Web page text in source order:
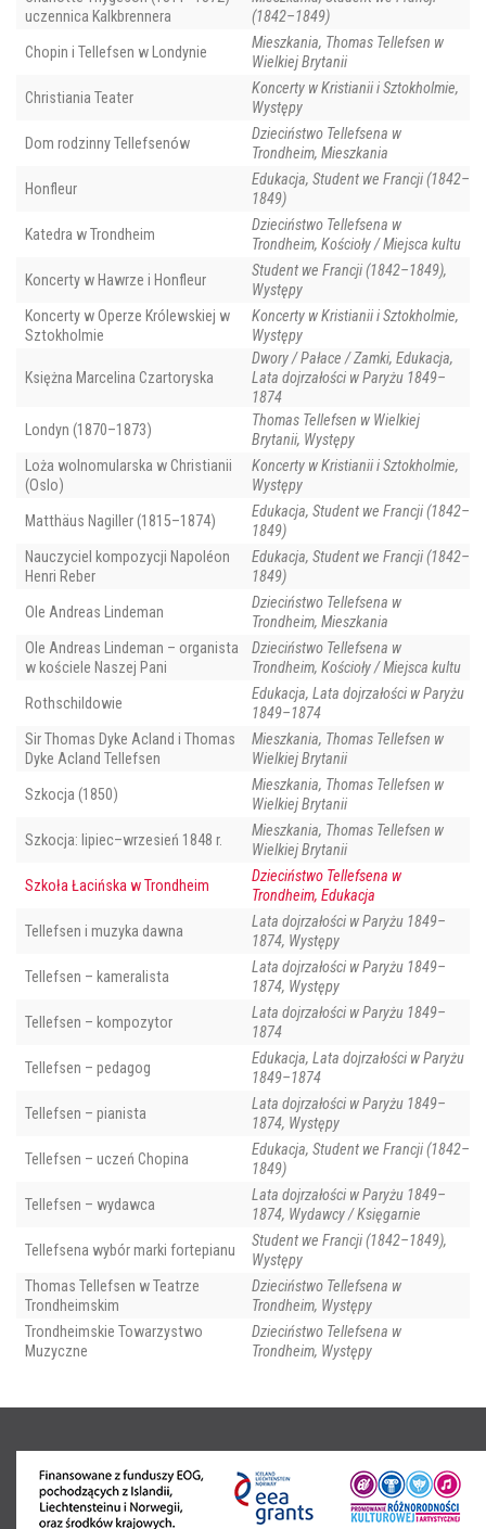
uczennica Kalkbrennera
(1842–1849)
Chopin i Tellefsen w Londynie
Mieszkania, Thomas Tellefsen w
Wielkiej Brytanii
Christiania Teater
Koncerty w Kristianii i Sztokholmie,
Występy
Dom rodzinny Tellefsenów
Dzieciństwo Tellefsena w
Trondheim, Mieszkania
Honfleur
Edukacja, Student we Francji (1842–
1849)
Katedra w Trondheim
Dzieciństwo Tellefsena w
Trondheim, Kościoły / Miejsca kultu
Koncerty w Hawrze i Honfleur
Student we Francji (1842–1849),
Występy
Koncerty w Operze Królewskiej w
Sztokholmie
Koncerty w Kristianii i Sztokholmie,
Występy
Księżna Marcelina Czartoryska
Dwory / Pałace / Zamki, Edukacja,
Lata dojrzałości w Paryżu 1849–
1874
Londyn (1870–1873)
Thomas Tellefsen w Wielkiej
Brytanii, Występy
Loża wolnomularska w Christianii
(Oslo)
Koncerty w Kristianii i Sztokholmie,
Występy
Matthäus Nagiller (1815–1874)
Edukacja, Student we Francji (1842–
1849)
Nauczyciel kompozycji Napoléon
Henri Reber
Edukacja, Student we Francji (1842–
1849)
Ole Andreas Lindeman
Dzieciństwo Tellefsena w
Trondheim, Mieszkania
Ole Andreas Lindeman – organista
w kościele Naszej Pani
Dzieciństwo Tellefsena w
Trondheim, Kościoły / Miejsca kultu
Rothschildowie
Edukacja, Lata dojrzałości w Paryżu
1849–1874
Sir Thomas Dyke Acland i Thomas
Dyke Acland Tellefsen
Mieszkania, Thomas Tellefsen w
Wielkiej Brytanii
Szkocja (1850)
Mieszkania, Thomas Tellefsen w
Wielkiej Brytanii
Szkocja: lipiec–wrzesień 1848 r.
Mieszkania, Thomas Tellefsen w
Wielkiej Brytanii
Szkoła Łacińska w Trondheim
Dzieciństwo Tellefsena w
Trondheim, Edukacja
Tellefsen i muzyka dawna
Lata dojrzałości w Paryżu 1849–
1874, Występy
Tellefsen – kameralista
Lata dojrzałości w Paryżu 1849–
1874, Występy
Tellefsen – kompozytor
Lata dojrzałości w Paryżu 1849–
1874
Tellefsen – pedagog
Edukacja, Lata dojrzałości w Paryżu
1849–1874
Tellefsen – pianista
Lata dojrzałości w Paryżu 1849–
1874, Występy
Tellefsen – uczeń Chopina
Edukacja, Student we Francji (1842–
1849)
Tellefsen – wydawca
Lata dojrzałości w Paryżu 1849–
1874, Wydawcy / Księgarnie
Tellefsena wybór marki fortepianu
Student we Francji (1842–1849),
Występy
Thomas Tellefsen w Teatrze
Trondheimskim
Dzieciństwo Tellefsena w
Trondheim, Występy
Trondheimskie Towarzystwo
Muzyczne
Dzieciństwo Tellefsena w
Trondheim, Występy